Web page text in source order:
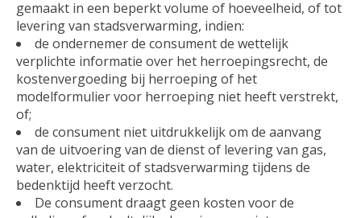
gemaakt in een beperkt volume of hoeveelheid, of tot
levering van stadsverwarming, indien:
de ondernemer de consument de wettelijk
verplichte informatie over het herroepingsrecht, de
kostenvergoeding bij herroeping of het
modelformulier voor herroeping niet heeft verstrekt,
of;
de consument niet uitdrukkelijk om de aanvang
van de uitvoering van de dienst of levering van gas,
water, elektriciteit of stadsverwarming tijdens de
bedenktijd heeft verzocht.
De consument draagt geen kosten voor de